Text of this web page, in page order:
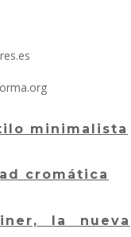
minimalista
cromática
la nueva